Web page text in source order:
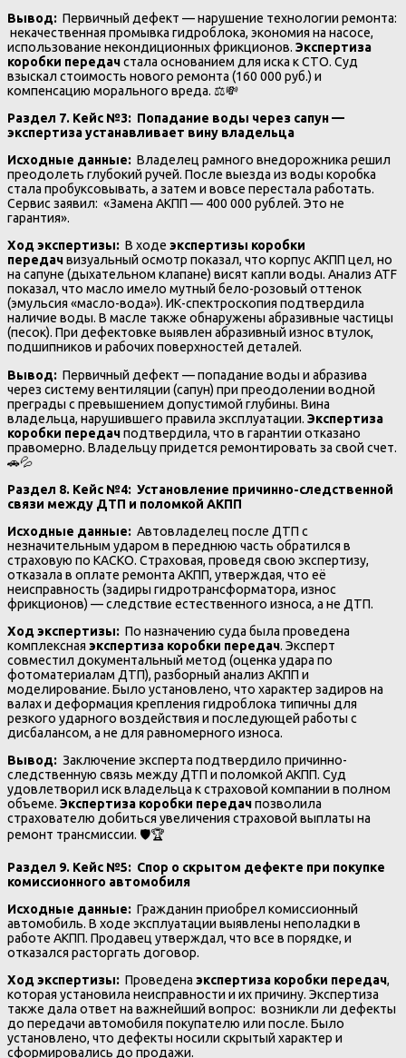
Вывод: Первичный дефект — нарушение технологии ремонта:
некачественная промывка гидроблока, экономия на насосе,
использование некондиционных фрикционов. Экспертиза
коробки передачстала основанием для иска к СТО. Суд
взыскал стоимость нового ремонта (160 000 руб.) и
компенсацию морального вреда. ⚖️💸
Раздел 7. Кейс №3: Попадание воды через сапун —
экспертиза устанавливает вину владельца
Исходные данные: Владелец рамного внедорожника решил
преодолеть глубокий ручей. После выезда из воды коробка
стала пробуксовывать, а затем и вовсе перестала работать.
Сервис заявил: «Замена АКПП — 400 000 рублей. Это не
гарантия».
Ход экспертизы: В ходе экспертизы коробки
передачвизуальный осмотр показал, что корпус АКПП цел, но
на сапуне (дыхательном клапане) висят капли воды. Анализ ATF
показал, что масло имело мутный бело-розовый оттенок
(эмульсия «масло-вода»). ИК-спектроскопия подтвердила
наличие воды. В масле также обнаружены абразивные частицы
(песок). При дефектовке выявлен абразивный износ втулок,
подшипников и рабочих поверхностей деталей.
Вывод: Первичный дефект — попадание воды и абразива
через систему вентиляции (сапун) при преодолении водной
преграды с превышением допустимой глубины. Вина
владельца, нарушившего правила эксплуатации. Экспертиза
коробки передачподтвердила, что в гарантии отказано
правомерно. Владельцу придется ремонтировать за свой счет.
🚗💦
Раздел 8. Кейс №4: Установление причинно-следственной
связи между ДТП и поломкой АКПП
Исходные данные: Автовладелец после ДТП с
незначительным ударом в переднюю часть обратился в
страховую по КАСКО. Страховая, проведя свою экспертизу,
отказала в оплате ремонта АКПП, утверждая, что её
неисправность (задиры гидротрансформатора, износ
фрикционов) — следствие естественного износа, а не ДТП.
Ход экспертизы: По назначению суда была проведена
комплексная экспертиза коробки передач. Эксперт
совместил документальный метод (оценка удара по
фотоматериалам ДТП), разборный анализ АКПП и
моделирование. Было установлено, что характер задиров на
валах и деформация крепления гидроблока типичны для
резкого ударного воздействия и последующей работы с
дисбалансом, а не для равномерного износа.
Вывод: Заключение эксперта подтвердило причинно-
следственную связь между ДТП и поломкой АКПП. Суд
удовлетворил иск владельца к страховой компании в полном
объеме. Экспертиза коробки передачпозволила
страхователю добиться увеличения страховой выплаты на
ремонт трансмиссии. 🛡️🏆
Раздел 9. Кейс №5: Спор о скрытом дефекте при покупке
комиссионного автомобиля
Исходные данные: Гражданин приобрел комиссионный
автомобиль. В ходе эксплуатации выявлены неполадки в
работе АКПП. Продавец утверждал, что все в порядке, и
отказался расторгать договор.
Ход экспертизы: Проведена экспертиза коробки передач,
которая установила неисправности и их причину. Экспертиза
также дала ответ на важнейший вопрос: возникли ли дефекты
до передачи автомобиля покупателю или после. Было
установлено, что дефекты носили скрытый характер и
сформировались до продажи.